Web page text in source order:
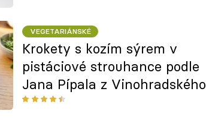
VEGETARIÁNSKÉ
Krokety s kozím sýrem v
pistáciové strouhance podle
Jana Pípala z Vinohradského
Parlamentu